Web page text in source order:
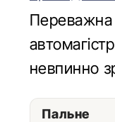
Переважна
невпинно
Пальне